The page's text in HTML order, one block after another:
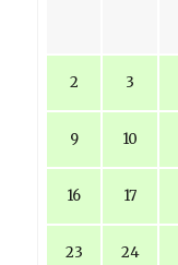
2 3
9 10
16 17
23 24